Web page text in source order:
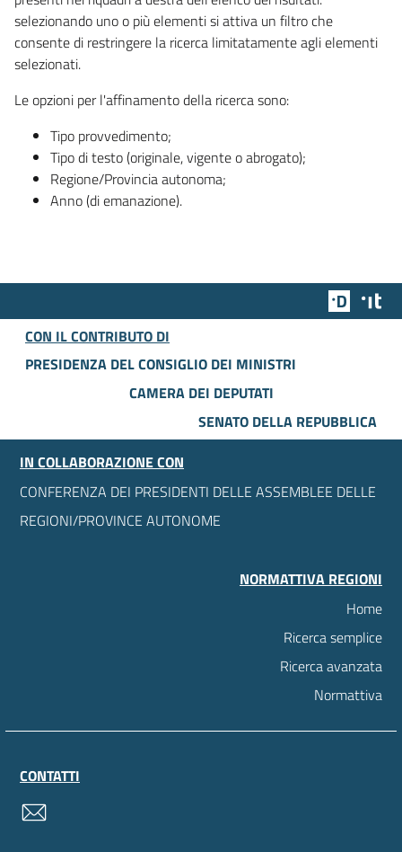
selezionando uno o più elementi si attiva un filtro che
consente di restringere la ricerca limitatamente agli elementi
selezionati.
Le opzioni per l'affinamento della ricerca sono:
Tipo provvedimento;
Tipo di testo (originale, vigente o abrogato);
Regione/Provincia autonoma;
Anno (di emanazione).
Team
CON IL CONTRIBUTO DI
PRESIDENZA DEL CONSIGLIO DEI MINISTRI
CAMERA DEI DEPUTATI
SENATO DELLA REPUBBLICA
IN COLLABORAZIONE CON
CONFERENZA DEI PRESIDENTI DELLE ASSEMBLEE DELLE
REGIONI/PROVINCE AUTONOME
NORMATTIVA REGIONI
Home
Ricerca semplice
Ricerca avanzata
Normattiva
CONTATTI